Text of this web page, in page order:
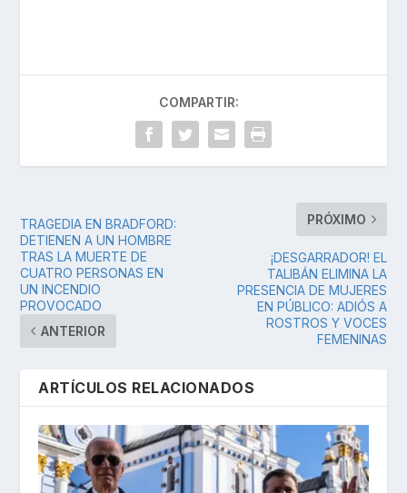
COMPARTIR:
TRAGEDIA EN BRADFORD:
DETIENEN A UN HOMBRE
TRAS LA MUERTE DE
CUATRO PERSONAS EN
UN INCENDIO
PROVOCADO
ANTERIOR
PRÓXIMO
¡DESGARRADOR! EL
TALIBÁN ELIMINA LA
PRESENCIA DE MUJERES
EN PÚBLICO: ADIÓS A
ROSTROS Y VOCES
FEMENINAS
ARTÍCULOS RELACIONADOS